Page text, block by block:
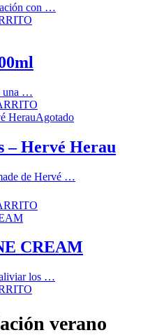
con …
una …
Agotado
– Hervé Herau
de Hervé …
CREAM
aliviar los …
verano